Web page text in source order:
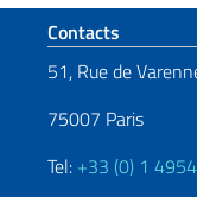
Section
Contacts
51, Rue de
75007 Paris
Tel: +33 (0) 1